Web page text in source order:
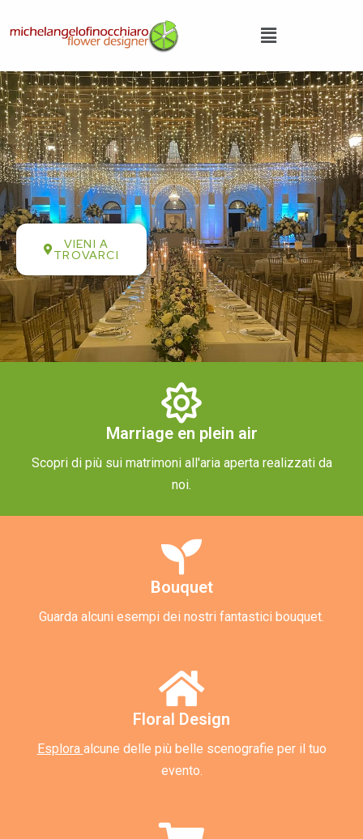
VIENI A
TROVARCI
Marriage en plein air
Scopri di più sui matrimoni all'aria aperta realizzati da
noi.
Bouquet
Guarda alcuni esempi dei nostri fantastici bouquet.
Floral Design
Esplora alcune delle più belle scenografie per il tuo
evento.